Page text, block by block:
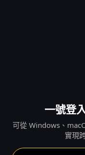
一號登
可從 Windows、
實現